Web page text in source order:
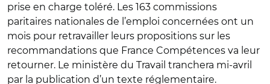
prise en charge toléré. Les 163 commissions
paritaires nationales de l’emploi concernées ont un
mois pour retravailler leurs propositions sur les
recommandations que France Compétences va leur
retourner. Le ministère du Travail tranchera mi-avril
par la publication d’un texte réglementaire.